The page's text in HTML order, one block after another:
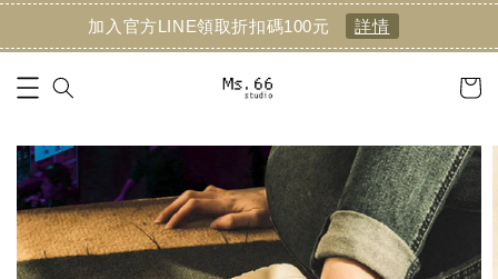
加入官方LINE領取折扣碼100元 詳情